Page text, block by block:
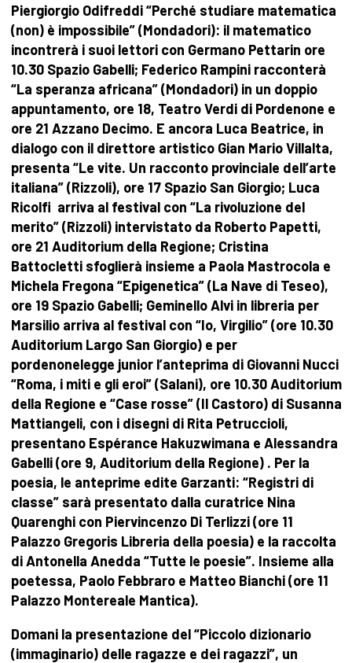
Piergiorgio Odifreddi “Perché studiare matematica
(non) è impossibile” (Mondadori): il matematico
incontrerà i suoi lettori con Germano Pettarin ore
10.30 Spazio Gabelli; Federico Rampini racconterà
“La speranza africana” (Mondadori) in un doppio
appuntamento, ore 18, Teatro Verdi di Pordenone e
ore 21 Azzano Decimo. E ancora Luca Beatrice, in
dialogo con il direttore artistico Gian Mario Villalta,
presenta “Le vite. Un racconto provinciale dell’arte
italiana” (Rizzoli), ore 17 Spazio San Giorgio; Luca
Ricolfi arriva al festival con “La rivoluzione del
merito” (Rizzoli) intervistato da Roberto Papetti,
ore 21 Auditorium della Regione; Cristina
Battocletti sfoglierà insieme a Paola Mastrocola e
Michela Fregona “Epigenetica” (La Nave di Teseo),
ore 19 Spazio Gabelli; Geminello Alvi in libreria per
Marsilio arriva al festival con “Io, Virgilio” (ore 10.30
Auditorium Largo San Giorgio) e per
pordenonelegge junior l’anteprima di Giovanni Nucci
“Roma, i miti e gli eroi” (Salani), ore 10.30 Auditorium
della Regione e “Case rosse” (Il Castoro) di Susanna
Mattiangeli, con i disegni di Rita Petruccioli,
presentano Espérance Hakuzwimana e Alessandra
Gabelli (ore 9, Auditorium della Regione) . Per la
poesia, le anteprime edite Garzanti: “Registri di
classe” sarà presentato dalla curatrice Nina
Quarenghi con Piervincenzo Di Terlizzi (ore 11
Palazzo Gregoris Libreria della poesia) e la raccolta
di Antonella Anedda “Tutte le poesie”. Insieme alla
poetessa, Paolo Febbraro e Matteo Bianchi (ore 11
Palazzo Montereale Mantica).
Domani la presentazione del “Piccolo dizionario
(immaginario) delle ragazze e dei ragazzi”, un